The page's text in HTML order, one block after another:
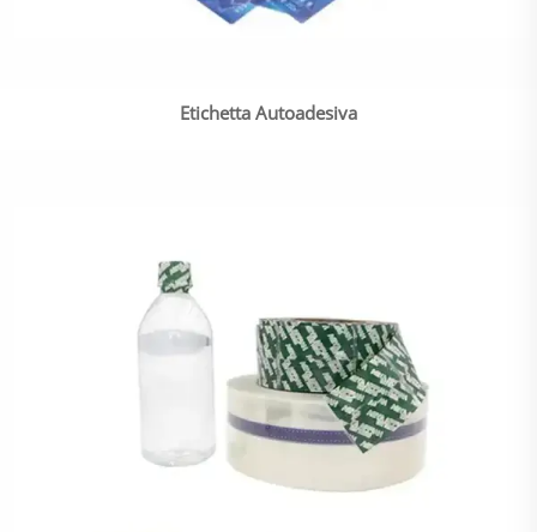
Etichetta Autoadesiva